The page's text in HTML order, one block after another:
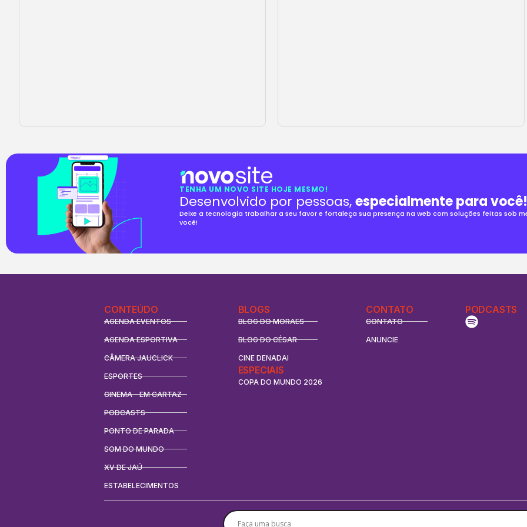
TENHA UM NOVO SITE HOJE MESMO!
Desenvolvido por pessoas,especialmente para você!
Deixe a tecnologia trabalhar a seu favor e fortaleça sua presença na web com soluções feitas sob
você!
CONTEÚDO
AGENDA EVENTOS
AGENDA ESPORTIVA
CÂMERA JAUCLICK
ESPORTES
CINEMA - EM CARTAZ
PODCASTS
PONTO DE PARADA
SOM DO MUNDO
XV DE JAÚ
ESTABELECIMENTOS
BLOGS
BLOG DO MORAES
BLOG DO CÉSAR
CINE DENADAI
ESPECIAIS
COPA DO MUNDO 2026
CONTATO
CONTATO
ANUNCIE
PODCASTS